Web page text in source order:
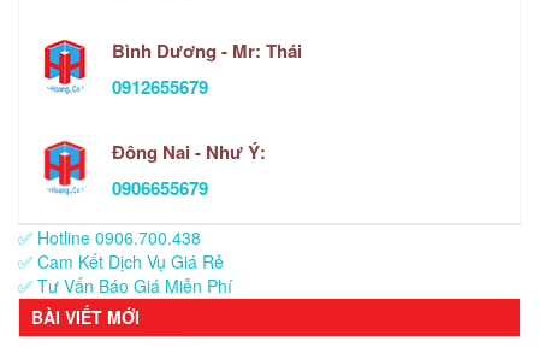
Bình Dương - Mr: Thái
0912655679
Đông Nai - Như Ý:
0906655679
✅ Hotline 0906.700.438
✅ Cam Kết Dịch Vụ Giá Rẻ
✅ Tư Vấn Báo Giá Miễn Phí
BÀI VIẾT MỚI